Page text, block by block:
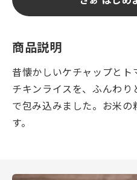
商品説明
昔懐かしいケチャップと
チキンライスを、ふんわ
で包み込みました。お米
す。